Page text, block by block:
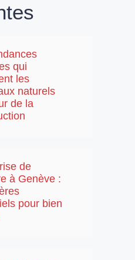
qui
les
naturels
de la
de
à Genève :
pour bien